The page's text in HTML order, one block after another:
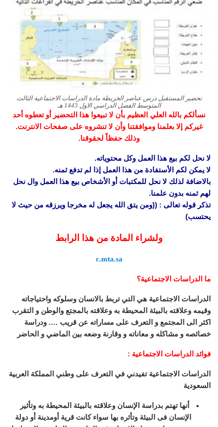
تحضير المستقبل درس عناصر الخريطة مادة الدراسات الاجتماعية الثالث
المتوسط الفصل الدراسي الاول 1443 هـ
نسألكم بالله العلي العظيم بأن لا تبيعوا هذا التحضير أو تعطوه أحد
غيركم إلا بعلمنا وموافقتنا وأن لا تنشروه على صفحات الانترنت.
وذلك حفظاً لحقوقنا.
لا نحل لكم بيع هذا العمل وكل محتوياته.
لا يمكن لكم الأستفادة من هذا العمل إذا لم تدفع ثمنه.
بالاضافة لذلك لا نحل للمكتبات أو الأشخاص بيع هذا العمل وال نحل
لهم ثمنه بدون علمنا.
تذكر قوله تعالى : ((ومن يتق الله يجعل له مخرجا ويرزقه من حيث لا
يحتسب)
ولشراء المادة من هذا الرابط
c.mta.sa
ما الدراسات الاجتماعية؟
الدراسات الاجتماعية هي التي تربط بالانسان وسلوكه واحتياجاته
وقيمه وعلاقته بالبيئة المحيطة به وعلاقته بالمجتع والوطن و التقرب
اكثر الى المجتمع و التعرف على مساراته عن قريب …. ودراسة
خصائصه و مشاكله و معاناته و وقارنة وضعه بين الماضي و الحاضر
فوائد الدراسات الاجتماعية :
الدراسات الاجتماعية تفيدني في التعرف على وطني المملكة العربية
السعودية
أنها تهتم بدراسة الإنسان وعلاقته بالبيئة المحيطة به وتأثير
الإنسان فى البيئة وتأثره بها سواء كانت قرية أومدينة أو دولة